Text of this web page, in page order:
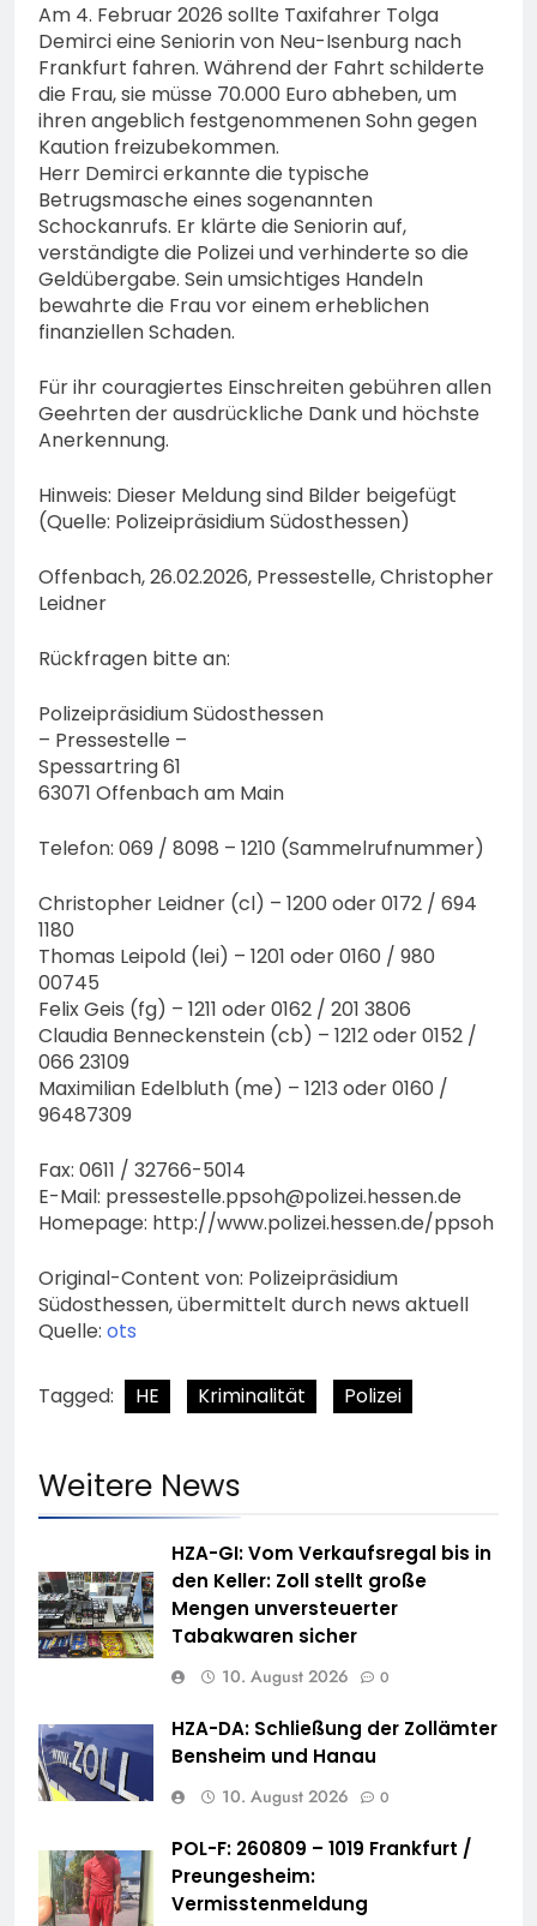
Am 4. Februar 2026 sollte Taxifahrer Tolga
Demirci eine Seniorin von Neu-Isenburg nach
Frankfurt fahren. Während der Fahrt schilderte
die Frau, sie müsse 70.000 Euro abheben, um
ihren angeblich festgenommenen Sohn gegen
Kaution freizubekommen.
Herr Demirci erkannte die typische
Betrugsmasche eines sogenannten
Schockanrufs. Er klärte die Seniorin auf,
verständigte die Polizei und verhinderte so die
Geldübergabe. Sein umsichtiges Handeln
bewahrte die Frau vor einem erheblichen
finanziellen Schaden.
Für ihr couragiertes Einschreiten gebühren allen
Geehrten der ausdrückliche Dank und höchste
Anerkennung.
Hinweis: Dieser Meldung sind Bilder beigefügt
(Quelle: Polizeipräsidium Südosthessen)
Offenbach, 26.02.2026, Pressestelle, Christopher
Leidner
Rückfragen bitte an:
Polizeipräsidium Südosthessen
– Pressestelle –
Spessartring 61
63071 Offenbach am Main
Telefon: 069 / 8098 – 1210 (Sammelrufnummer)
Christopher Leidner (cl) – 1200 oder 0172 / 694
1180
Thomas Leipold (lei) – 1201 oder 0160 / 980
00745
Felix Geis (fg) – 1211 oder 0162 / 201 3806
Claudia Benneckenstein (cb) – 1212 oder 0152 /
066 23109
Maximilian Edelbluth (me) – 1213 oder 0160 /
96487309
Fax: 0611 / 32766-5014
E-Mail: pressestelle.ppsoh@polizei.hessen.de
Homepage: http://www.polizei.hessen.de/ppsoh
Original-Content von: Polizeipräsidium
Südosthessen, übermittelt durch news aktuell
Quelle: ots
Tagged: HE Kriminalität Polizei
Weitere News
HZA-GI: Vom Verkaufsregal bis in
den Keller: Zoll stellt große
Mengen unversteuerter
Tabakwaren sicher
10. August 2026 0
HZA-DA: Schließung der Zollämter
Bensheim und Hanau
10. August 2026 0
POL-F: 260809 – 1019 Frankfurt /
Preungesheim:
Vermisstenmeldung